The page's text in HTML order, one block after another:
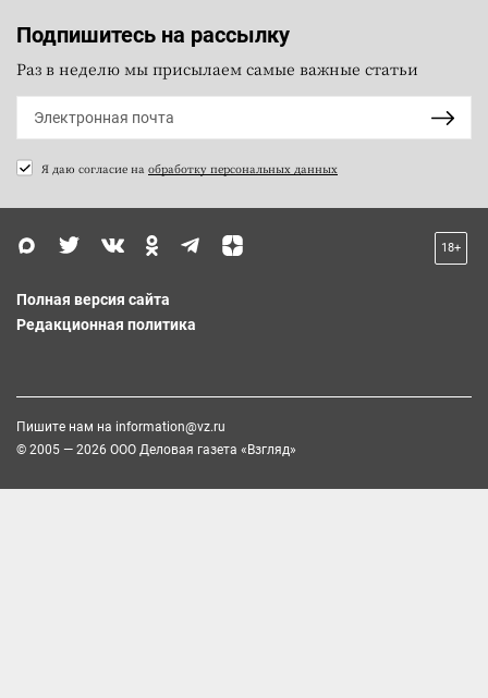
Подпишитесь на рассылку
Раз в неделю мы присылаем самые важные статьи
Я даю согласие на обработку персональных данных
18+
Полная версия сайта
Редакционная политика
Пишите нам на information@vz.ru
© 2005 — 2026 ООО Деловая газета «Взгляд»